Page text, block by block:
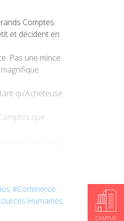
CAMPUS
Comptes.
et décident en
Pas une mince
qu’Acheteuse
que
partie lobbying
me permettrait
#Commerce
Humaines